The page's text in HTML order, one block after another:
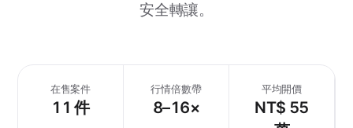
安全轉讓。
在售案件
11 件
行情倍數帶
8–16×
平均開價
NT$ 55